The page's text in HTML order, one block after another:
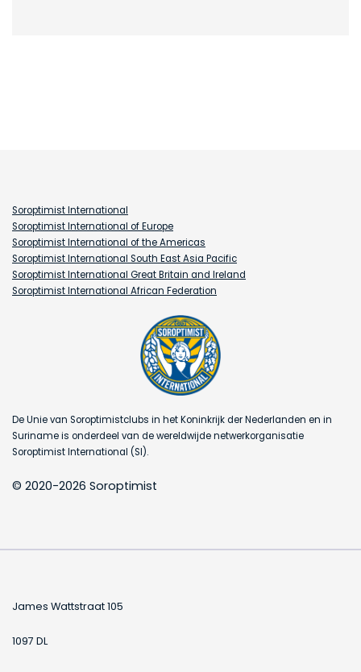
Soroptimist International
Soroptimist International of Europe
Soroptimist International of the Americas
Soroptimist International South East Asia Pacific
Soroptimist International Great Britain and Ireland
Soroptimist International African Federation
De Unie van Soroptimistclubs in het Koninkrijk der Nederlanden en in
Suriname is onderdeel van de wereldwijde netwerkorganisatie
Soroptimist International (SI).
© 2020-2026 Soroptimist
James Wattstraat 105
1097 DL